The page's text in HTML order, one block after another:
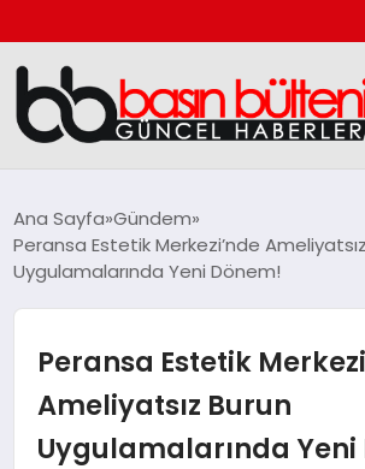
GÜNCEL
SAĞLIK
Ana Sayfa Gündem
Peransa Estetik Merkezi’nde
Uygulamalarında Yeni Dönem!
Peransa Estetik
Ameliyatsız Burun
Uygulamalarında Yeni